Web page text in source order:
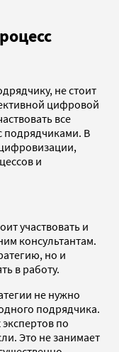
не стоит
цифровой
все
подрядчиками. В
и
участвовать и
консультантам.
но и
в работу.
не нужно
подрядчика.
по
Это не занимает